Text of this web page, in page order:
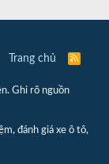
Trang chủ
R
Ghi rõ nguồn
đánh giá xe ô tô,